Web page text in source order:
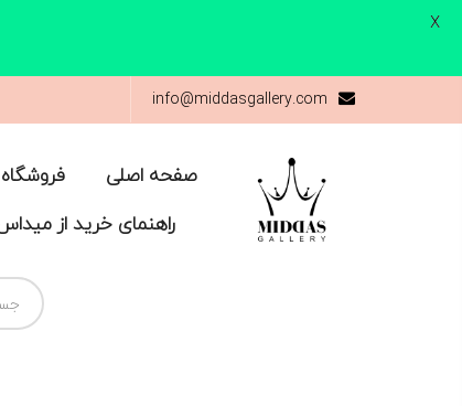
info@middasgallery.com
صفحه اصلی فروشگاه
راهنمای خرید از
X